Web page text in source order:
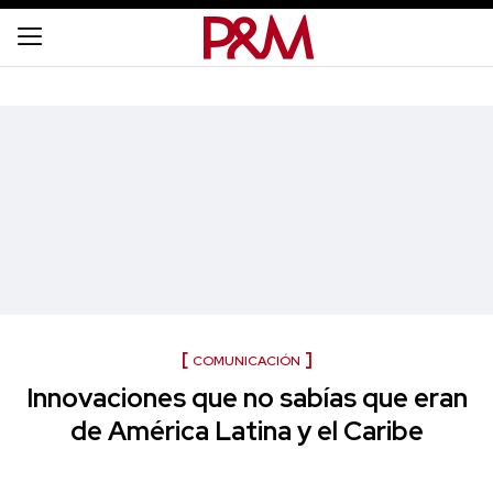
COMUNICACIÓN
Innovaciones que no sabías que eran
de América Latina y el Caribe